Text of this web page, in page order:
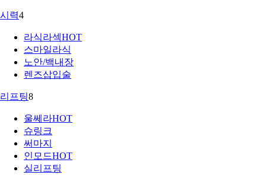
시력4
라식라섹HOT
스마일라식
노안/백내장
렌즈삽입술
리프팅8
울쎄라HOT
슈링크
써마지
인모드HOT
실리프팅